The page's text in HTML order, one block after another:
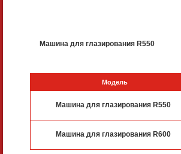
Машина для глазирования R550
Модель
Машина для глазирования R550
Машина для глазирования R600